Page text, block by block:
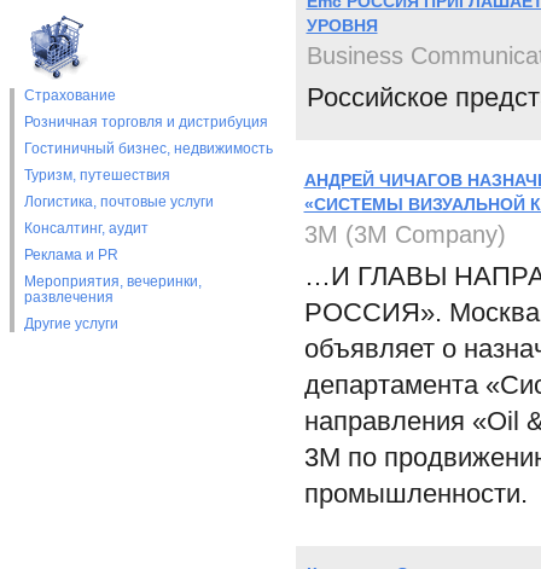
Страхование
Розничная торговля и дистрибуция
Гостиничный бизнес, недвижимость
Туризм, путешествия
Логистика, почтовые услуги
Консалтинг, аудит
Реклама и PR
Мероприятия, вечеринки,
развлечения
Другие услуги
УРОВНЯ
Business
Российское
АНДРЕЙ ЧИЧАГОВ
«СИСТЕМЫ ВИЗУАЛЬНОЙ
3М (3M Company)
…И ГЛАВЫ
РОССИЯ». Москва,
объявляет о
департамента
направления «Oil
3M по
промышленности.